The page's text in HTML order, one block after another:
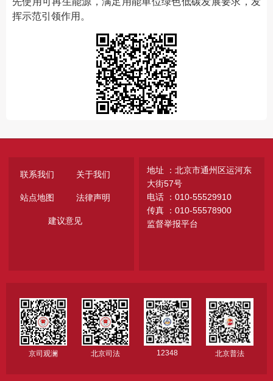
挥示范引领作用。
联系我们 关于我们
站点地图 法律声明
建议意见
地址 ：北京市通州区运河东
大街57号
电话 ：010-55529910
传真 ：010-55578900
监督举报平台
京司观澜 北京司法 12348 北京普法